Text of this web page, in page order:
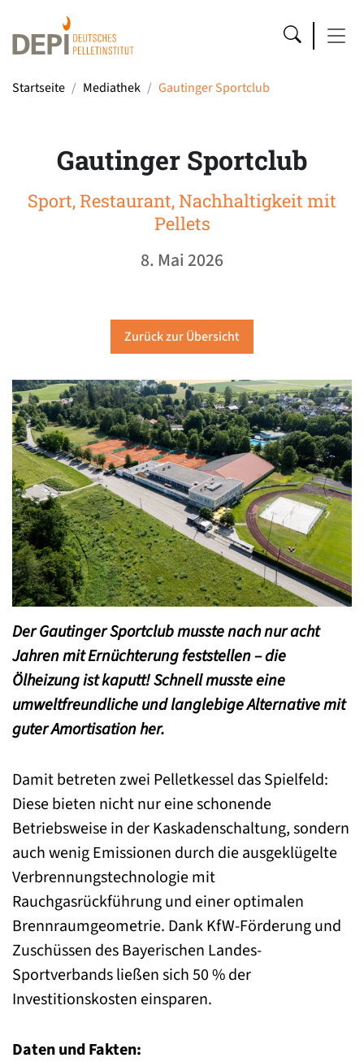
Startseite Mediathek Gautinger Sportclub
Gautinger Sportclub
Sport, Restaurant, Nachhaltigkeit mit
Pellets
8. Mai 2026
Zurück zur Übersicht
Der Gautinger Sportclub musste nach nur acht
Jahren mit Ernüchterung feststellen – die
Ölheizung ist kaputt! Schnell musste eine
umweltfreundliche und langlebige Alternative mit
guter Amortisation her.
Damit betreten zwei Pelletkessel das Spielfeld:
Diese bieten nicht nur eine schonende
Betriebsweise in der Kaskadenschaltung, sondern
auch wenig Emissionen durch die ausgeklügelte
Verbrennungstechnologie mit
Rauchgasrückführung und einer optimalen
Brennraumgeometrie. Dank KfW-Förderung und
Zuschüssen des Bayerischen Landes-
Sportverbands ließen sich 50 % der
Investitionskosten einsparen.
Daten und Fakten: